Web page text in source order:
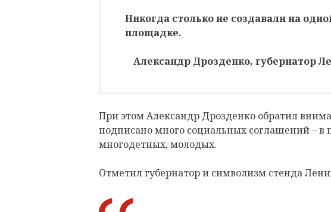
Никогда столько не создавали на
площадке.
Александр Дрозденко, губернатор
При этом Александр Дрозденко обратил
подписано много социальных соглашений – в
многодетных, молодых.
Отметил губернатор и символизм стенда